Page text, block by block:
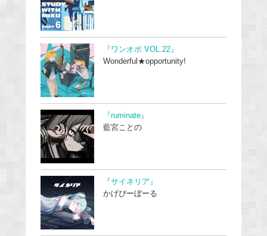
『ワンオポ VOL.22』
Wonderful★opportunity!
『ruminate』
藍宮ことの
『サイネリア』
かげぴーぼーる